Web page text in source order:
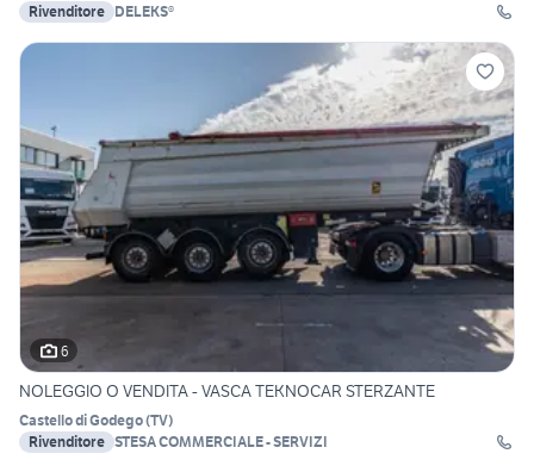
Rivenditore DELEKS®
6
NOLEGGIO O VENDITA - VASCA TEKNOCAR STERZANTE
Castello di Godego(TV)
Rivenditore STESA COMMERCIALE - SERVIZI